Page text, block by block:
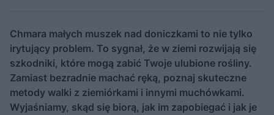
Chmara małych muszek nad doniczkami to nie tylko
irytujący problem. To sygnał, że w ziemi rozwijają się
szkodniki, które mogą zabić Twoje ulubione rośliny.
Zamiast bezradnie machać ręką, poznaj skuteczne
metody walki z ziemiórkami i innymi muchówkami.
Wyjaśniamy, skąd się biorą, jak im zapobiegać i jak je